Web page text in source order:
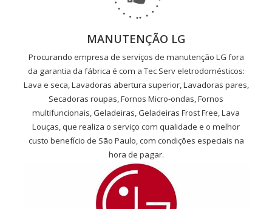
MANUTENÇÃO LG
Procurando empresa de serviços de manutenção LG fora
da garantia da fábrica é com a Tec Serv eletrodomésticos:
Lava e seca, Lavadoras abertura superior, Lavadoras pares,
Secadoras roupas, Fornos Micro-ondas, Fornos
multifuncionais, Geladeiras, Geladeiras Frost Free, Lava
Louças, que realiza o serviço com qualidade e o melhor
custo benefício de São Paulo, com condições especiais na
hora de pagar.